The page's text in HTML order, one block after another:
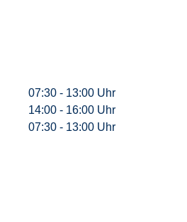
07:30 - 13:00 Uhr
14:00 - 16:00 Uhr
07:30 - 13:00 Uhr